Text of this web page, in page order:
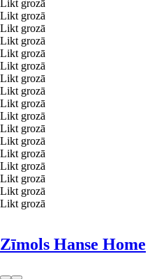
Likt grozā
Likt grozā
Likt grozā
Likt grozā
Likt grozā
Likt grozā
Likt grozā
Likt grozā
Likt grozā
Likt grozā
Likt grozā
Likt grozā
Likt grozā
Likt grozā
Likt grozā
Likt grozā
Likt grozā
Zīmols Hanse Home